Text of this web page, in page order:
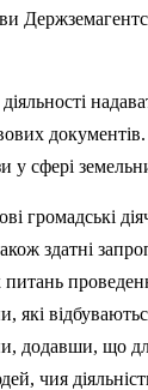
діяльності
у сфері
громадські
здатні
питань
які
додавши, що
чия